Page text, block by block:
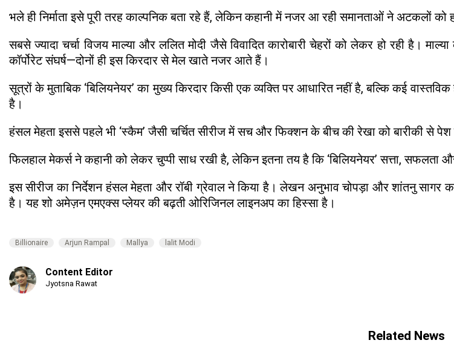
भले ही निर्माता इसे पूरी तरह काल्पनिक बता रहे हैं, लेकिन कहानी में नजर आ रही समानताओं ने अटकलों को
सबसे ज्यादा चर्चा विजय माल्या और ललित मोदी जैसे विवादित कारोबारी चेहरों को लेकर हो रही है।
कॉर्पोरेट संघर्ष—दोनों ही इस किरदार से मेल खाते नजर आते हैं।
सूत्रों के मुताबिक ‘बिलियनेयर’ का मुख्य किरदार किसी एक व्यक्ति पर आधारित नहीं है, बल्कि कई
है।
हंसल मेहता इससे पहले भी ‘स्कैम’ जैसी चर्चित सीरीज में सच और फिक्शन के बीच की रेखा को बारीकी
फिलहाल मेकर्स ने कहानी को लेकर चुप्पी साध रखी है, लेकिन इतना तय है कि ‘बिलियनेयर’ सत्ता,
इस सीरीज का निर्देशन हंसल मेहता और रॉबी ग्रेवाल ने किया है। लेखन अनुभाव चोपड़ा और शांतनु
है। यह शो अमेज़न एमएक्स प्लेयर की बढ़ती ओरिजिनल लाइनअप का हिस्सा है।
Billionaire Arjun Rampal Mallya lalit Modi
Content Editor
Jyotsna Rawat
Related News